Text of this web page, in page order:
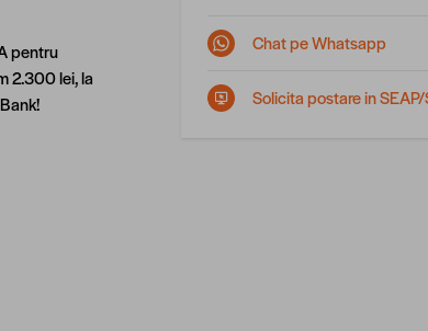
pentru
2.300 lei, la
Chat pe Whatsapp
Solicita postare in